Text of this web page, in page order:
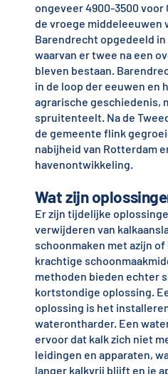
ongeveer 4900-3500 voor
de vroege middeleeuwen
Barendrecht opgedeeld
waarvan er twee na een
bleven bestaan.
in de loop der eeuwen en
agrarische geschiedenis,
spruitenteelt. Na de
de gemeente flink
nabijheid van Rotterdam
havenontwikkeling.
Wat zijn
Er zijn tijdelijke
verwijderen van
schoonmaken met azijn
krachtige
methoden bieden echter
kortstondige oplossing.
oplossing is het
waterontharder. Een
ervoor dat kalk zich niet
leidingen en apparaten,
langer kalkvrij blijft en je